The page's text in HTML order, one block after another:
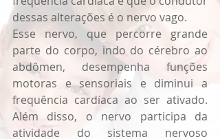
dessas alterações é o nervo vago.
Esse nervo, que percorre grande
parte do corpo, indo do cérebro ao
abdômen, desempenha funções
motoras e sensoriais e diminui a
frequência cardíaca ao ser ativado.
Além disso, o nervo participa da
atividade do sistema nervoso